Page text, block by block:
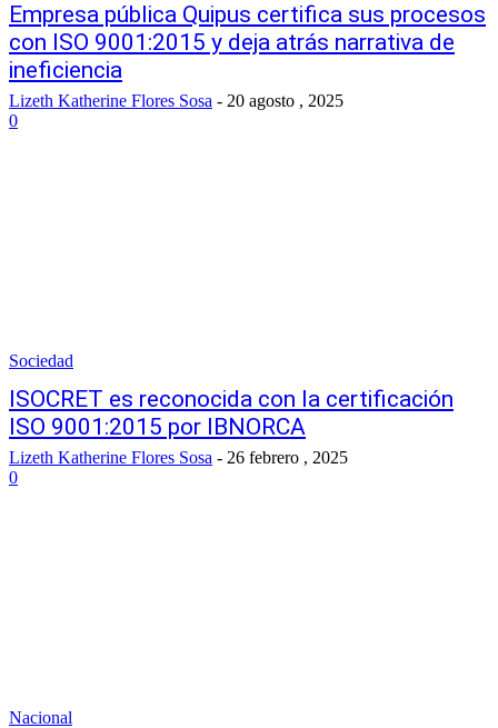
Empresa pública Quipus certifica sus procesos
con ISO 9001:2015 y deja atrás narrativa de
ineficiencia
Lizeth Katherine Flores Sosa - 20 agosto , 2025
0
Sociedad
ISOCRET es reconocida con la certificación
ISO 9001:2015 por IBNORCA
Lizeth Katherine Flores Sosa - 26 febrero , 2025
0
Nacional